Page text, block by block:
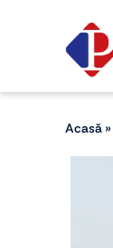
Acasă»